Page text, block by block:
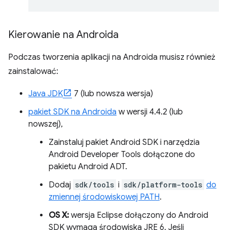
Kierowanie na Androida
Podczas tworzenia aplikacji na Androida musisz również
zainstalować:
Java JDK
7 (lub nowsza wersja)
pakiet SDK na Androida w wersji 4.4.2 (lub
nowszej),
Zainstaluj pakiet Android SDK i narzędzia
Android Developer Tools dołączone do
pakietu Android ADT.
Dodaj sdk/tools i sdk/platform-tools do
zmiennej środowiskowej PATH.
OS X: wersja Eclipse dołączony do Android
SDK wymaga środowiska JRE 6. Jeśli